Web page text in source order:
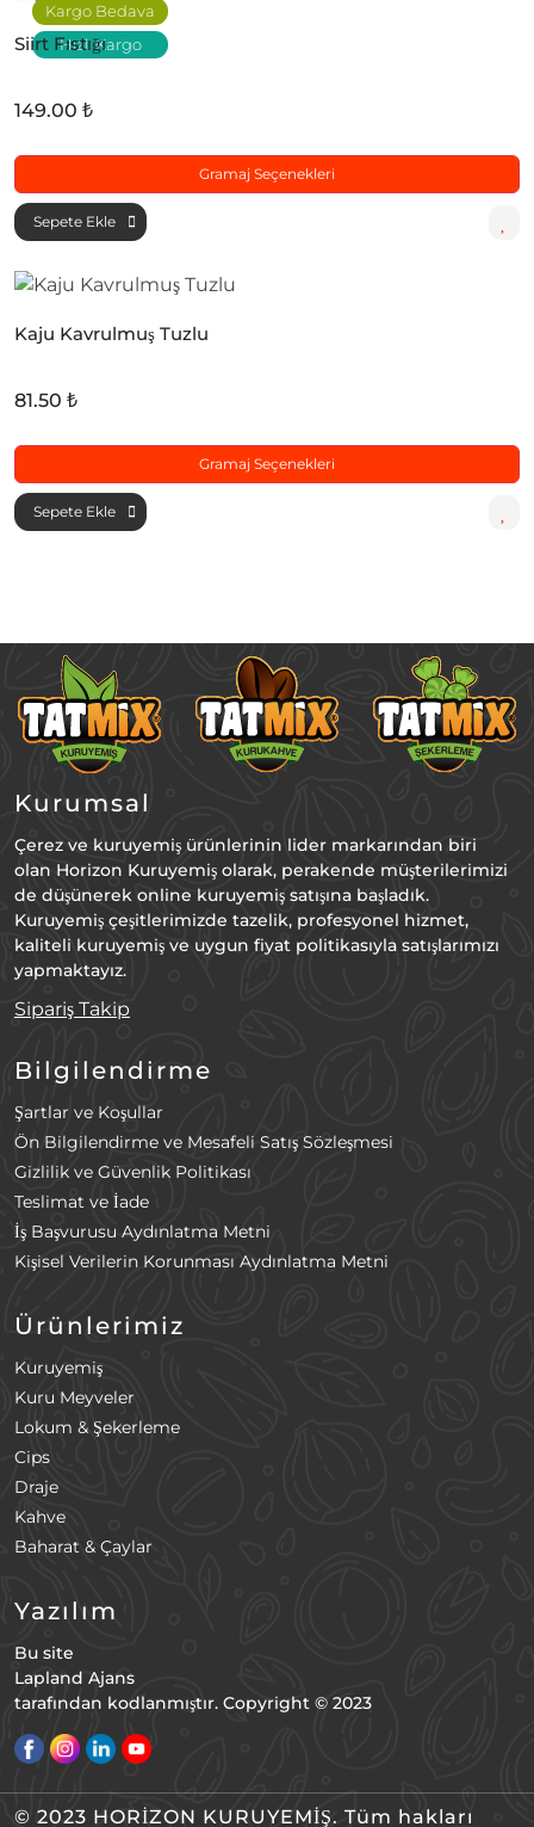
Kargo Bedava
Hızlı Kargo
Siirt Fıstığı
149.00 ₺
Gramaj Seçenekleri
Sepete Ekle
Kaju Kavrulmuş Tuzlu
81.50 ₺
Gramaj Seçenekleri
Sepete Ekle
Kurumsal
Çerez ve kuruyemiş ürünlerinin lider markarından biri
olan Horizon Kuruyemiş olarak, perakende müşterilerimizi
de düşünerek online kuruyemiş satışına başladık.
Kuruyemiş çeşitlerimizde tazelik, profesyonel hizmet,
kaliteli kuruyemiş ve uygun fiyat politikasıyla satışlarımızı
yapmaktayız.
Sipariş Takip
Bilgilendirme
Şartlar ve Koşullar
Ön Bilgilendirme ve Mesafeli Satış Sözleşmesi
Gizlilik ve Güvenlik Politikası
Teslimat ve İade
İş Başvurusu Aydınlatma Metni
Kişisel Verilerin Korunması Aydınlatma Metni
Ürünlerimiz
Kuruyemiş
Kuru Meyveler
Lokum & Şekerleme
Cips
Draje
Kahve
Baharat & Çaylar
Yazılım
Bu site
Lapland Ajans
tarafından kodlanmıştır. Copyright © 2023
© 2023 HORİZON KURUYEMİŞ. Tüm hakları